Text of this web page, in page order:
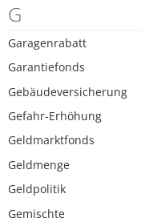
G
Garagenrabatt
Garantiefonds
Gebäudeversicherung
Gefahr-Erhöhung
Geldmarktfonds
Geldmenge
Geldpolitik
Gemischte